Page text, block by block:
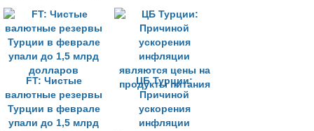
FT: Чистые
валютные резервы
Турции в феврале
упали до 1,5 млрд
ЦБ Турции:
Причиной
ускорения
инфляции